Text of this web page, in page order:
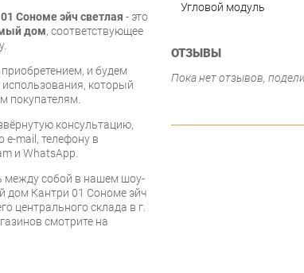
Сономе эйч светлая - это
дом, соответствующее
и будем
который
покупателям.
консультацию,
mail, телефону в
и WhatsApp.
между собой в нашем шоу-
дом Кантри 01 Сономе эйч
центрального склада в г.
смотрите на
Угловой модуль
ОТЗЫВЫ
Пока нет отзывов,